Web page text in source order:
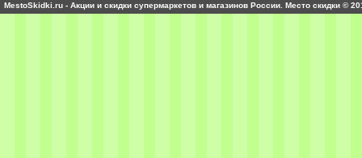
MestoSkidki.ru - Акции и скидки супермаркетов и магазинов России. Место скидки ©